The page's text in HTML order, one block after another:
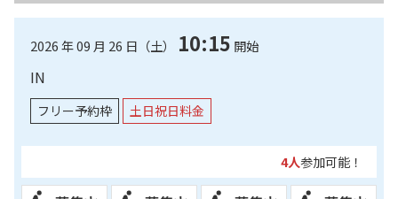
2026 年 09 月 26 日（土） 10:15 開始
IN
フリー予約枠 土日祝日料金
4人参加可能！